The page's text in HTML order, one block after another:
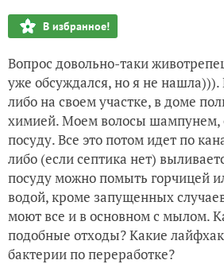
В избранное!
Вопрос довольно-таки
уже обсуждался, но я не
либо на своем участке, в доме
химией. Моем волосы шампунем,
посуду. Все это потом идет по
либо (если септика нет)
посуду можно помыть горчицей
водой, кроме запущенных
моют все и в основном с мылом.
подобные отходы? Какие
бактерии по переработке?